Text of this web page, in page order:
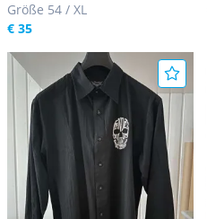
Größe 54 / XL
€ 35